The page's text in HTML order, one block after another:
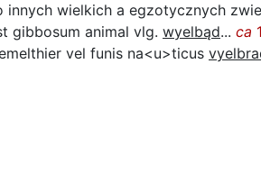
innych wielkich a egzotycznych
gibbosum animal vlg. wyelbąd... ca
vel funis na<u>ticus